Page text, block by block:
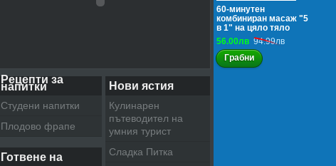
60-минутен
комбиниран масаж "5
в 1" на цяло тяло
56.00лв 94.99лв
Грабни
Нови ястия
Кулинарен
пътеводител на
умния турист
Сладка Питка
Рецепти за
напитки
Студени напитки
Плодово фрапе
Готвене на